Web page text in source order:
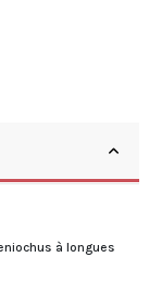
à longues